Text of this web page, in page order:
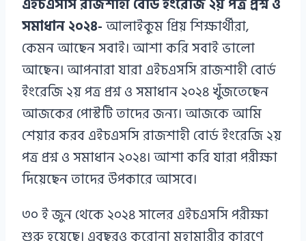
Haque
এইচএসসি রাজশাহী বোর্ড ইংরেজি ২য় পত্র প্রশ্ন ও
সমাধান ২০২৪-আলাইকুম প্রিয় শিক্ষার্থীরা,
কেমন আছেন সবাই। আশা করি সবাই ভালো
আছেন। আপনারা যারা এইচএসসি রাজশাহী বোর্ড
ইংরেজি ২য় পত্র প্রশ্ন ও সমাধান ২০২৪ খুঁজতেছেন
আজকের পোস্টটি তাদের জন্য। আজকে আমি
শেয়ার করব এইচএসসি রাজশাহী বোর্ড ইংরেজি ২য়
পত্র প্রশ্ন ও সমাধান ২০২৪। আশা করি যারা পরীক্ষা
দিয়েছেন তাদের উপকারে আসবে।
৩০ ই জুন থেকে ২০২৪ সালের এইচএসসি পরীক্ষা